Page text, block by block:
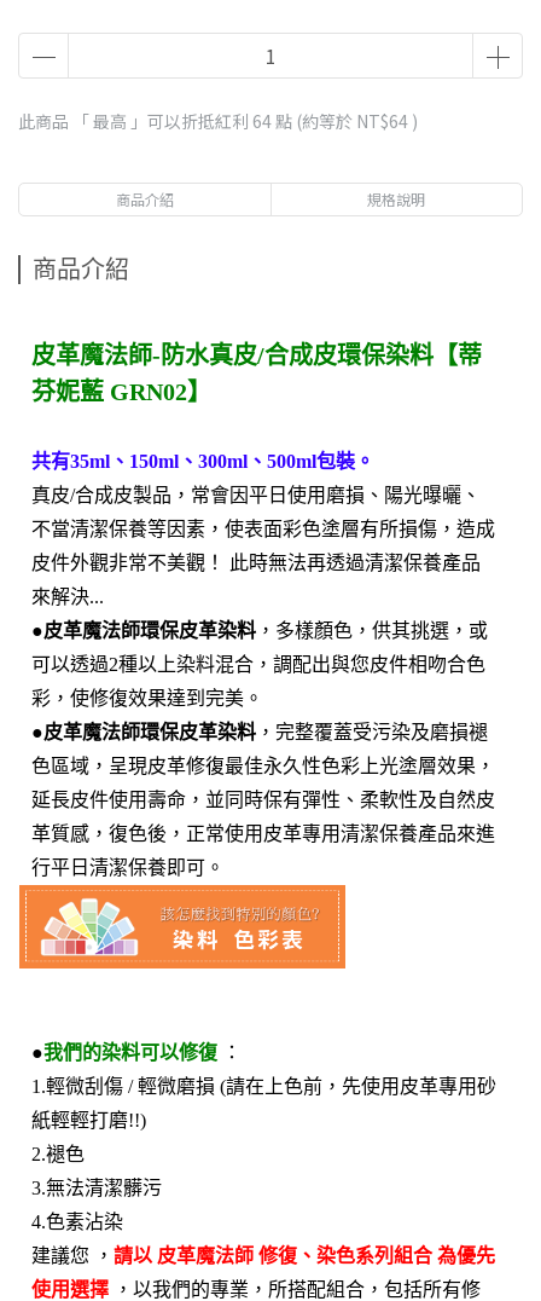
此商品 「 最高 」可以折抵紅利 64點 (約等於 NT$64 )
商品介紹 規格說明
商品介紹
皮革魔法師-防水真皮/合成皮環保染料【蒂
芬妮藍 GRN02】
共有35ml、150ml、300ml、500ml包裝。
真皮/合成皮製品，常會因平日使用磨損、陽光曝曬、
不當清潔保養等因素，使表面彩色塗層有所損傷，造成
皮件外觀非常不美觀！ 此時無法再透過清潔保養產品
來解決...
●皮革魔法師環保皮革染料 ，多樣顏色，供其挑選，或
可以透過2種以上染料混合，調配出與您皮件相吻合色
彩，使修復效果達到完美。
●皮革魔法師環保皮革染料 ，完整覆蓋受污染及磨損褪
色區域，呈現皮革修復最佳永久性色彩上光塗層效果，
延長皮件使用壽命，並同時保有彈性、柔軟性及自然皮
革質感，復色後，正常使用皮革專用清潔保養產品來進
行平日清潔保養即可。
●我們的染料可以修復 ：
1.輕微刮傷 / 輕微磨損 (請在上色前，先使用皮革專用砂
紙輕輕打磨!!)
2.褪色
3.無法清潔髒污
4.色素沾染
建議您 ， 請以 皮革魔法師 修復、染色系列組合 為優先
使用選擇 ，以我們的專業，所搭配組合，包括所有修